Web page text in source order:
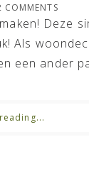
COMMENTS
Deze
Als
een ander